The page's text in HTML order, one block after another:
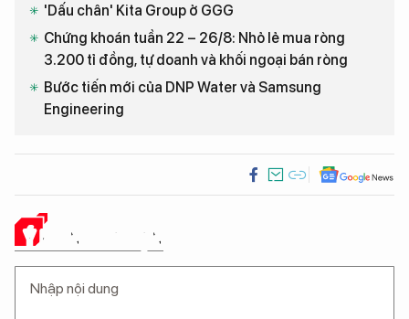
'Dấu chân' Kita Group ở GGG
Chứng khoán tuần 22 – 26/8: Nhỏ lẻ mua ròng
3.200 tỉ đồng, tự doanh và khối ngoại bán ròng
Bước tiến mới của DNP Water và Samsung
Engineering
Ý KIẾN CỦA BẠN